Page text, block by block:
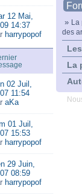
» La
des
La
12 Mai,
14:37
harrypopof
02 Juil,
11:54
aKa
01 Juil,
15:53
harrypopof
29 Juin,
08:59
harrypopof